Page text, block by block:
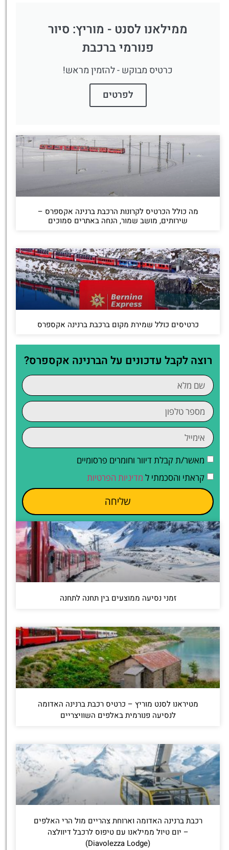
ממילאנו לסנט - מוריץ: סיור
פנורמי ברכבת
כרטיס מבוקש - להזמין מראש!
לפרטים
מה כולל הכרטיס לקרונות הרכבת ברנינה אקספרס –
שירותים, מושב שמור, הנחה באתרים סמוכים
כרטיסים כולל שמירת מקום ברכבת ברנינה אקספרס
רוצה לקבל עדכונים על הברנינה אקספרס?
מאשר/ת קבלת דיוור וחומרים פרסומיים
קראתי והסכמתי ל מדיניות הפרטיות
שליחה
זמני נסיעה ממוצעים בין תחנה לתחנה
מטיראנו לסנט מוריץ – כרטיס רכבת ברנינה האדומה
לנסיעה פנורמית באלפים השוויצריים
רכבת ברנינה האדומה וארוחת צהריים מול הרי האלפים
– יום טיול ממילאנו עם טיפוס לרכבל דיוולצה
(Diavolezza Lodge)